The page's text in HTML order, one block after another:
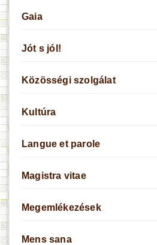
Gaia
Jót s jól!
Közösségi szolgálat
Kultúra
Langue et parole
Magistra vitae
Megemlékezések
Mens sana